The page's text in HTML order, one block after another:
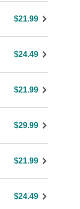
$21.99
$24.49
$21.99
$29.99
$21.99
$24.49